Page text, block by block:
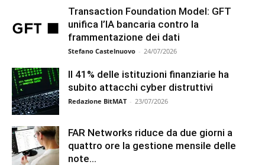
Transaction Foundation Model: GFT
unifica l’IA bancaria contro la
frammentazione dei dati
Stefano Castelnuovo - 24/07/2026
Il 41% delle istituzioni finanziarie ha
subito attacchi cyber distruttivi
Redazione BitMAT - 23/07/2026
FAR Networks riduce da due giorni a
quattro ore la gestione mensile delle
note...